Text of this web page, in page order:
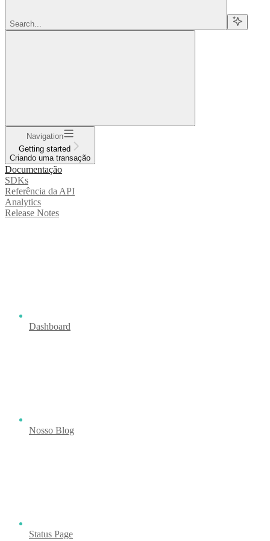
Search...
Navigation
Getting started
Criando uma transação
Documentação
SDKs
Referência da API
Analytics
Release Notes
Dashboard
Nosso Blog
Status Page